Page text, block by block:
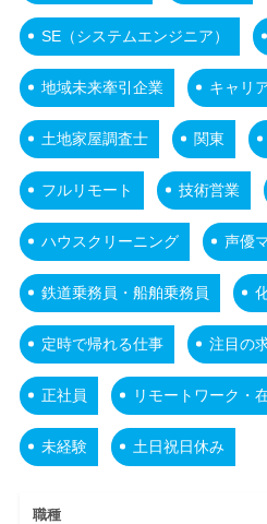
SE（システムエンジニア）
地域未来牽引企業 キャリ
土地家屋調査士 関東
フルリモート 技術営業
ハウスクリーニング 声優
鉄道乗務員・船舶乗務員
定時で帰れる仕事 注目の
正社員 リモートワーク・
未経験 土日祝日休み
職種